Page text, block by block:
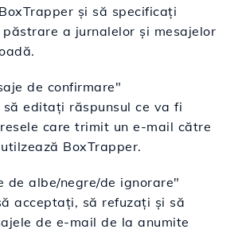
şi să specificaţi
a jurnalelor şi mesajelor
de confirmare"
editați răspunsul ce va fi
care trimit un e-mail către
BoxTrapper.
de albe/negre/de ignorare"
acceptaţi, să refuzaţi şi să
de e-mail de la anumite